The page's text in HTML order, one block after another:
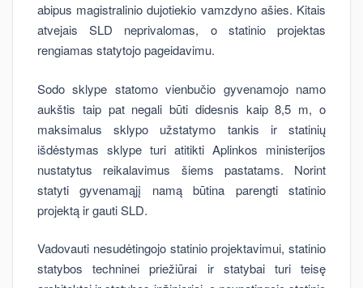
abipus magistralinio dujotiekio vamzdyno ašies. Kitais
atvejais SLD neprivalomas, o statinio projektas
rengiamas statytojo pageidavimu.
Sodo sklype statomo vienbučio gyvenamojo namo
aukštis taip pat negali būti didesnis kaip 8,5 m, o
maksimalus sklypo užstatymo tankis ir statinių
išdėstymas sklype turi atitikti Aplinkos ministerijos
nustatytus reikalavimus šiems pastatams. Norint
statyti gyvenamąjį namą būtina parengti statinio
projektą ir gauti SLD.
Vadovauti nesudėtingojo statinio projektavimui, statinio
statybos techninei priežiūrai ir statybai turi teisę